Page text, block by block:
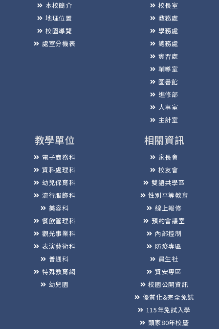
本校簡介
地理位置
校園導覽
處室分機表
校長室
教務處
學務處
總務處
實習處
輔導室
圖書館
進修部
人事室
主計室
教學單位
電子商務科
資料處理科
幼兒保育科
流行服飾科
美容科
餐飲管理科
觀光事業科
表演藝術科
普通科
特殊教育網
幼兒園
相關資訊
家長會
校友會
雙語共學區
性別平等教育
線上報修
預約會議室
內部控制
防疫專區
員生社
資安專區
校園公開資訊
優質化&完全免試
115年免試入學
頭家80年校慶